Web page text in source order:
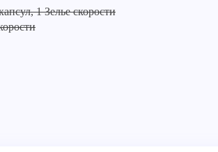
1 Зелье скорости